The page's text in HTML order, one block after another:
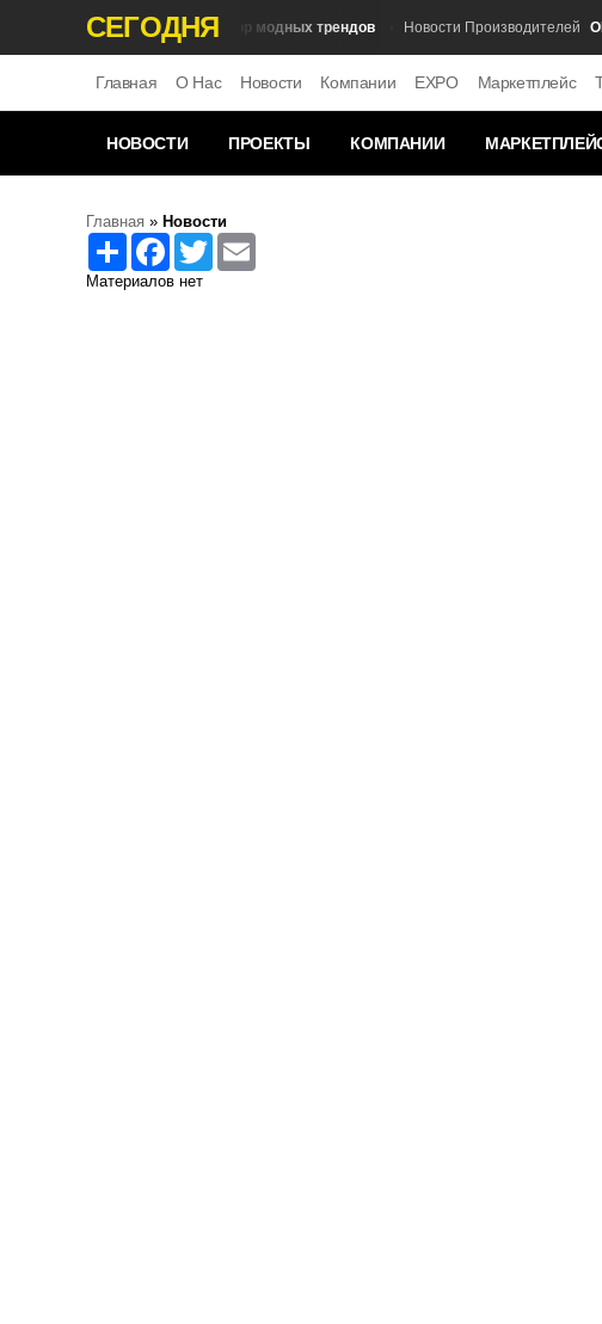
СЕГОДНЯ
Fashion Новости Обзор модных трендов Новости Производителей ONE
Главная О Нас Новости Компании EXPO Маркетплейс
НОВОСТИ ПРОЕКТЫ КОМПАНИИ
Главная » Новости
Share FacebookTwitter
Материалов нет